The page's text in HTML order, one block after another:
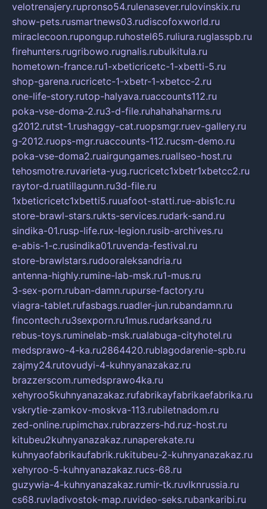
velotrenajery.rupronso54.rulenasever.rulovinskix.ru
show-pets.rusmartnews03.rudiscofoxworld.ru
miraclecoon.rupongup.ruhostel65.ruliura.ruglasspb.ru
firehunters.rugribowo.rugnalis.rubulkitula.ru
hometown-france.ru1-xbeticricetc-1-xbetti-5.ru
shop-garena.rucricetc-1-xbetr-1-xbetcc-2.ru
one-life-story.rutop-halyava.ruaccounts112.ru
poka-vse-doma-2.ru3-d-file.ruhahahaharms.ru
g2012.rutst-1.rushaggy-cat.ruopsmgr.ruev-gallery.ru
g-2012.ruops-mgr.ruaccounts-112.rucsm-demo.ru
poka-vse-doma2.ruairgungames.ruallseo-host.ru
tehosmotre.ruvarieta-yug.rucricetc1xbetr1xbetcc2.ru
raytor-d.ruatillagunn.ru3d-file.ru
1xbeticricetc1xbetti5.ruuafoot-statti.rue-abis1c.ru
store-brawl-stars.rukts-services.rudark-sand.ru
sindika-01.rusp-life.rux-legion.rusib-archives.ru
e-abis-1-c.rusindika01.ruvenda-festival.ru
store-brawlstars.rudooraleksandria.ru
antenna-highly.rumine-lab-msk.ru1-mus.ru
3-sex-porn.ruban-damn.rupurse-factory.ru
viagra-tablet.rufasbags.ruadler-jun.rubandamn.ru
fincontech.ru3sexporn.ru1mus.rudarksand.ru
rebus-toys.ruminelab-msk.rualabuga-cityhotel.ru
medsprawo-4-ka.ru2864420.rublagodarenie-spb.ru
zajmy24.rutovudyi-4-kuhnyanazakaz.ru
brazzerscom.rumedsprawo4ka.ru
xehyroo5kuhnyanazakaz.rufabrikayfabrikaefabrika.ru
vskrytie-zamkov-moskva-113.rubiletnadom.ru
zed-online.rupimchax.rubrazzers-hd.ruz-host.ru
kitubeu2kuhnyanazakaz.runaperekate.ru
kuhnyaofabrikaufabrik.rukitubeu-2-kuhnyanazakaz.ru
xehyroo-5-kuhnyanazakaz.rucs-68.ru
guzywia-4-kuhnyanazakaz.rumir-tk.ruvlknrussia.ru
cs68.ruvladivostok-map.ruvideo-seks.rubankaribi.ru